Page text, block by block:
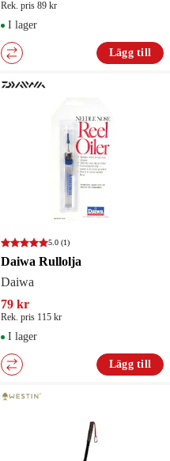
Rek. pris 89 kr
I lager
Lägg till
5.0 (1)
Daiwa Rullolja
Daiwa
79 kr
Rek. pris 115 kr
I lager
Lägg till